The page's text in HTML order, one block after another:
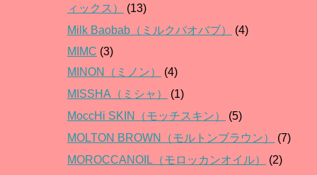
ィックス）
(13)
Milk Baobab（ミルクバオバブ）
(4)
MIMC (3)
MINON（ミノン）
(4)
MISSHA（ミシャ）
(1)
MoccHi SKIN（モッチスキン）
(5)
MOLTON BROWN（モルトンブラウン）
(7)
MOROCCANOIL（モロッカンオイル）
(2)